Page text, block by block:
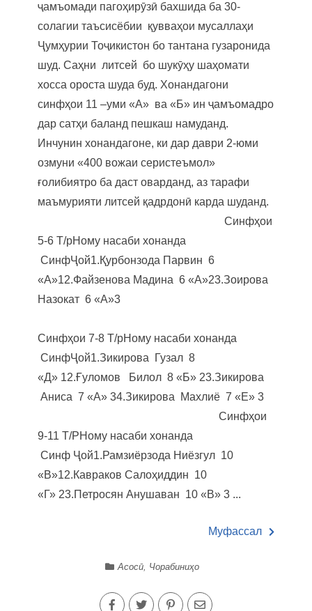
ҷамъомади пагоҳирӯзӣ бахшида ба 30-
солагии таъсисёбии қувваҳои мусаллаҳи
Ҷумҳурии Тоҷикистон бо тантана гузаронида
шуд. Саҳни литсей бо шукӯҳу шаҳомати
хосса ороста шуда буд. Хонандагони
синфҳои 11 –уми «А» ва «Б» ин ҷамъомадро
дар сатҳи баланд пешкаш намуданд.
Инчунин хонандагоне, ки дар даври 2-юми
озмуни «400 вожаи серистеъмол»
ғолибиятро ба даст оварданд, аз тарафи
маъмурияти литсей қадрдонӣ карда шуданд.
Синфҳои
5-6 Т/рНому насаби хонанда
СинфҶой1.Қурбонзода Парвин 6
«А»12.Файзенова Мадина 6 «А»23.Зоирова
Назокат 6 «А»3
Синфҳои 7-8 Т/рНому насаби хонанда
СинфҶой1.Зикирова Гузал 8
«Д» 12.Ғуломов Билол 8 «Б» 23.Зикирова
Аниса 7 «А» 34.Зикирова Махлиё 7 «Е» 3
Синфҳои
9-11 Т/РНому насаби хонанда
Синф Ҷой1.Рамзиёрзода Ниёзгул 10
«В»12.Кавраков Салоҳиддин 10
«Г» 23.Петросян Анушаван 10 «В» 3 ...
Муфассал
Асосӣ, Чорабиниҳо